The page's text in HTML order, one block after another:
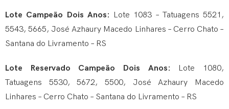
Lote Campeão Dois Anos: Lote 1083 – Tatuagens 5521,
5543, 5665, José Azhaury Macedo Linhares – Cerro Chato –
Santana do Livramento – RS
Lote Reservado Campeão Dois Anos: Lote 1080,
Tatuagens 5530, 5672, 5500, José Azhaury Macedo
Linhares – Cerro Chato – Santana do Livramento – RS